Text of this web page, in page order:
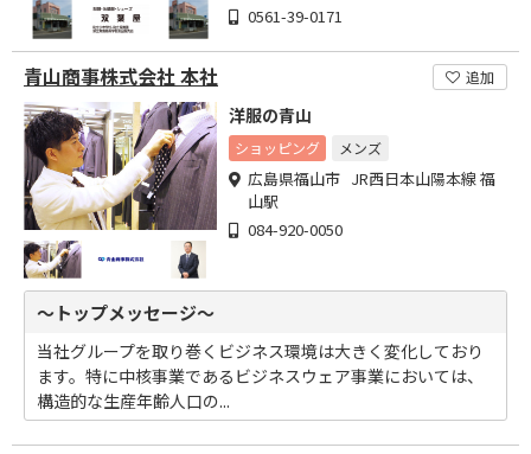
0561-39-0171
青山商事株式会社 本社 追加
洋服の青山
ショッピング メンズ
広島県福山市 JR西日本山陽本線 福
山駅
084-920-0050
～トップメッセージ～
当社グループを取り巻くビジネス環境は大きく変化しており
ます。特に中核事業であるビジネスウェア事業においては、
構造的な生産年齢人口の...